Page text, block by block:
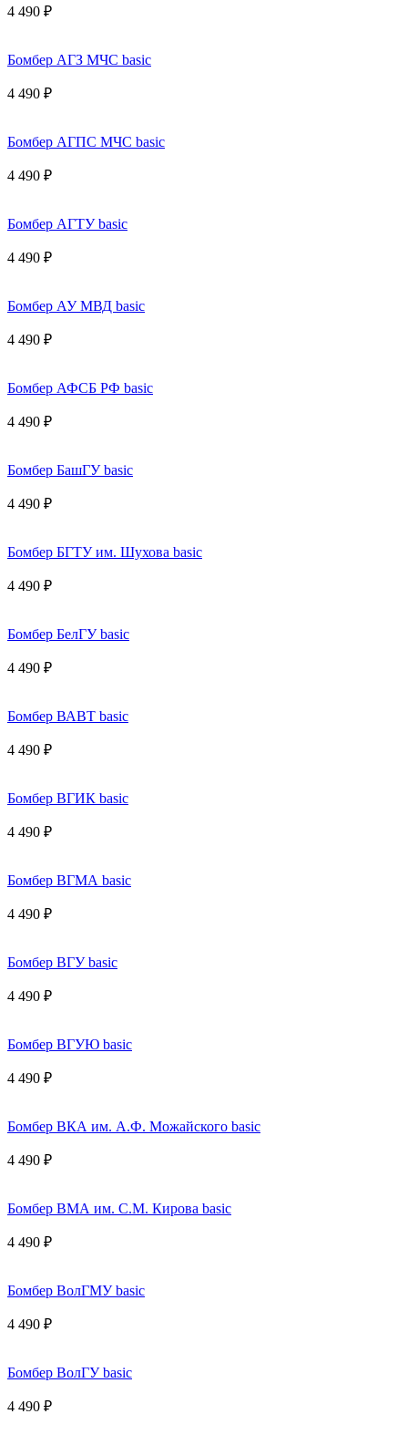
4 490 ₽
Бомбер АГЗ МЧС basic
4 490 ₽
Бомбер АГПС МЧС basic
4 490 ₽
Бомбер АГТУ basic
4 490 ₽
Бомбер АУ МВД basic
4 490 ₽
Бомбер АФСБ РФ basic
4 490 ₽
Бомбер БашГУ basic
4 490 ₽
Бомбер БГТУ им. Шухова basic
4 490 ₽
Бомбер БелГУ basic
4 490 ₽
Бомбер ВАВТ basic
4 490 ₽
Бомбер ВГИК basic
4 490 ₽
Бомбер ВГМА basic
4 490 ₽
Бомбер ВГУ basic
4 490 ₽
Бомбер ВГУЮ basic
4 490 ₽
Бомбер ВКА им. А.Ф. Можайского basic
4 490 ₽
Бомбер ВМА им. С.М. Кирова basic
4 490 ₽
Бомбер ВолГМУ basic
4 490 ₽
Бомбер ВолГУ basic
4 490 ₽